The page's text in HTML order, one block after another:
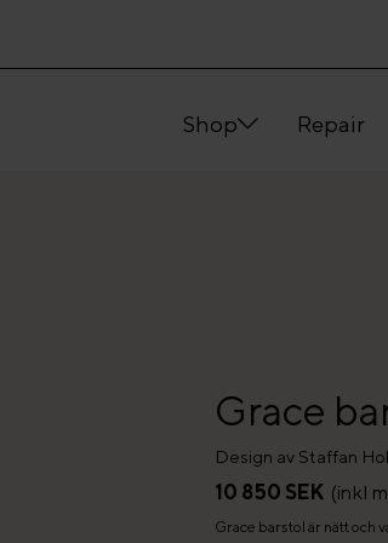
Shop Repair
Grace
Design av Staffan
10 850 SEK (inkl
Grace barstol är nätt och